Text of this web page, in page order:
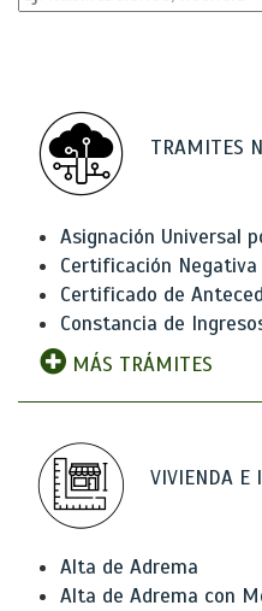
TRAMITES
Asignación Universal
Certificación Negativa
Certificado de
Constancia de
MÁS TRÁMITES
VIVIENDA E
Alta de Adrema
Alta de Adrema con